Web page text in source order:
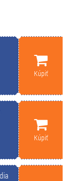
Kúpiť
Kúpiť